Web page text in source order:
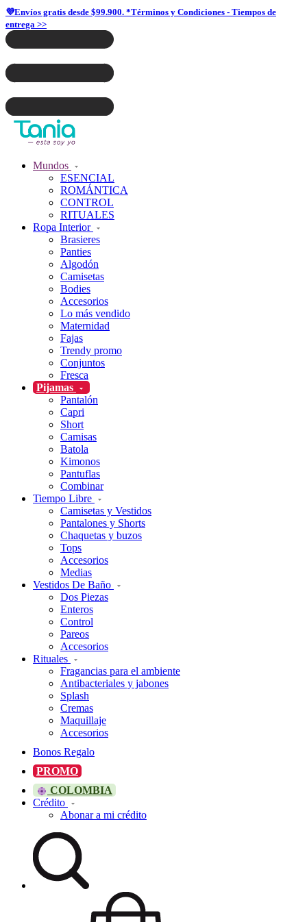
💜Envíos gratis desde $99.900. *Términos y Condiciones - Tiempos de
entrega >>
Mundos
ESENCIAL
ROMÁNTICA
CONTROL
RITUALES
Ropa Interior
Brasieres
Panties
Algodón
Camisetas
Bodies
Accesorios
Lo más vendido
Maternidad
Fajas
Trendy promo
Conjuntos
Fresca
Pijamas
Pantalón
Capri
Short
Camisas
Batola
Kimonos
Pantuflas
Combinar
Tiempo Libre
Camisetas y Vestidos
Pantalones y Shorts
Chaquetas y buzos
Tops
Accesorios
Medias
Vestidos De Baño
Dos Piezas
Enteros
Control
Pareos
Accesorios
Rituales
Fragancias para el ambiente
Antibacteriales y jabones
Splash
Cremas
Maquillaje
Accesorios
Bonos Regalo
PROMO
COLOMBIA
Crédito
Abonar a mi crédito